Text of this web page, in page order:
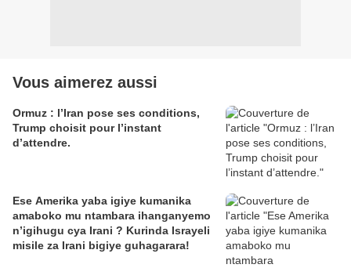
Vous aimerez aussi
Ormuz : l’Iran pose ses conditions,
Trump choisit pour l’instant
d’attendre.
Ese Amerika yaba igiye kumanika
amaboko mu ntambara ihanganyemo
n’igihugu cya Irani ? Kurinda Israyeli
misile za Irani bigiye guhagarara!